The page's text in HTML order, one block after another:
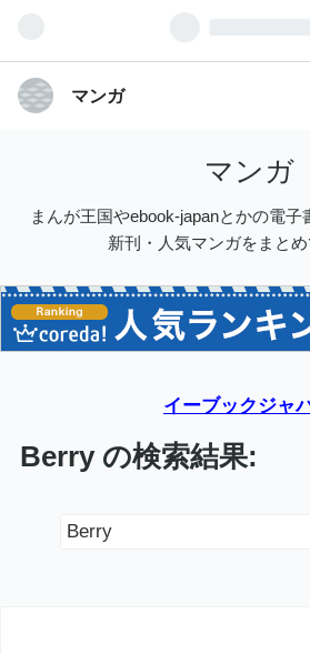
マンガ
マンガ
まんが王国やebook-japanとかの電
新刊・人気マンガをまとめ
イーブックジャ
Berry の検索結果: